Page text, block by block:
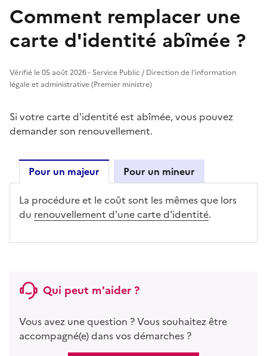
Comment remplacer une
carte d'identité abîmée ?
Vérifié le 05 août 2026 - Service Public / Direction de l'information
légale et administrative (Premier ministre)
Si votre carte d'identité est abîmée, vous pouvez
demander son renouvellement.
Pour un majeur Pour un mineur
Pour un majeur
La procédure et le coût sont les mêmes que lors
du renouvellement d'une carte d'identité.
Qui peut m'aider ?
Vous avez une question ? Vous souhaitez être
accompagné(e) dans vos démarches ?